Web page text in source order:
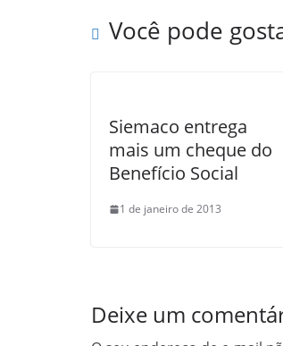
o
Você pode
Siemaco entrega
mais um cheque do
Benefício Social
1 de janeiro de 2013
Deixe um